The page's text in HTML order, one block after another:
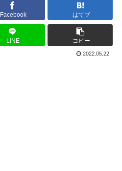
Facebook はてブ
LINE コピー
2022.05.22